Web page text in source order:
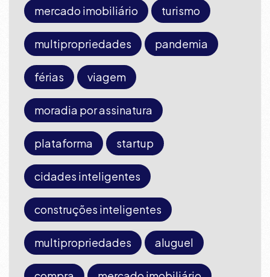
mercado imobiliário turismo
multipropriedades pandemia
férias viagem
moradia por assinatura
plataforma startup
cidades inteligentes
construções inteligentes
multipropriedades aluguel